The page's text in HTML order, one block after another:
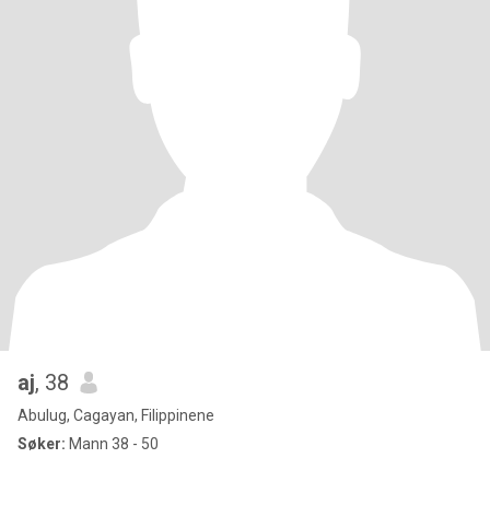
aj, 38
Abulug, Cagayan, Filippinene
Søker: Mann 38 - 50